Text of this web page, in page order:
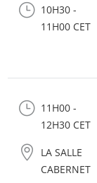
} 10H30 -
11H00 CET
} 11H00 -
12H30 CET

LA SALLE
CABERNET